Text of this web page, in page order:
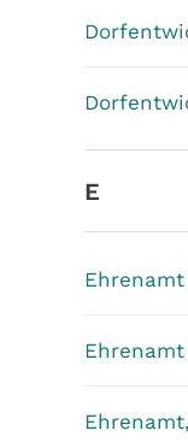
E
Ehrenamt